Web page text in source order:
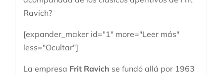
Ravich?
[expander_maker id="1" more="Leer más"
less="Ocultar"]
La empresa Frit Ravich se fundó allá por 1963